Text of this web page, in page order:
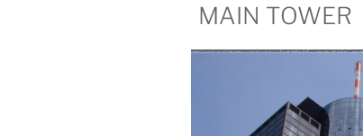
MAIN TOWER